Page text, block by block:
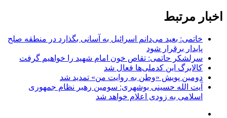
اخبار مرتبط
خاتمی: بعید می‌دانم اسرائیل به آسانی بگذارد در منطقه صلح
پایدار برقرار شود
سرلشکر حاتمی: تقاص خون امام شهید را خواهیم گرفت
کالابرگ این کدملی‌ها فعال شد
دومین پویش «وطن به روایت من» تمدید شد
آیت الله حسینی بوشهری: سومین رهبر نظام جمهوری
اسلامی به زودی اعلام خواهد شد